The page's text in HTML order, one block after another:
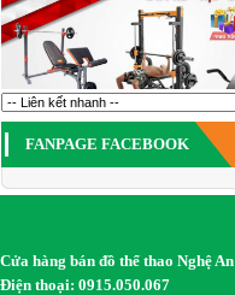
FANPAGE FACEBOOK
Cửa hàng bán đồ thể thao Nghệ An
Điện thoại: 0915.050.067